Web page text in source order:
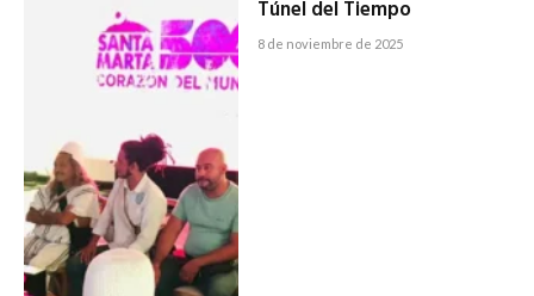
Túnel del Tiempo
8 de noviembre de 2025